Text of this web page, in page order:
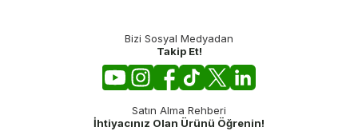
Bizi Sosyal Medyadan
Takip Et!
Satın Alma Rehberi
İhtiyacınız Olan Ürünü Öğrenin!